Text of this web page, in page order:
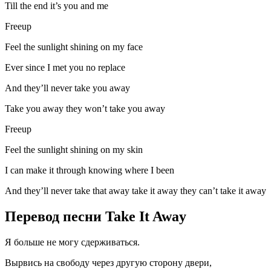
Till the end it’s you and me
Freeup
Feel the sunlight shining on my face
Ever since I met you no replace
And they’ll never take you away
Take you away they won’t take you away
Freeup
Feel the sunlight shining on my skin
I can make it through knowing where I been
And they’ll never take that away take it away they can’t take it away
Перевод песни Take It Away
Я больше не могу сдерживаться.
Вырвись на свободу через другую сторону двери,